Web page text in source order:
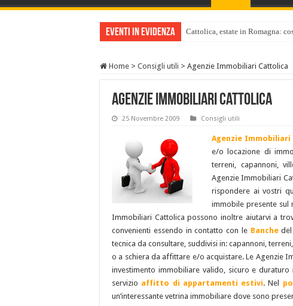
Eventi in Evidenza Cattolica, estate in Romagna:
Home > Consigli utili > Agenzie Immobiliari Cattolica
Agenzie Immobiliari Cattolica
25 Novembre 2009 Consigli utili
Agenzie
e/o locazione di
terreni, capannoni,
Agenzie Immobiliari
rispondere ai vostri
immobile presente sul
Immobiliari Cattolica possono inoltre aiutarvi a
convenienti essendo in contatto con le Banchedel
tecnica da consultare, suddivisi in: capannoni,
o a schiera da affittare e/o acquistare. Le Agenzie
investimento immobiliare valido, sicuro e
servizio affitto di appartamenti estivi. Nel
un’interessante vetrina immobiliare dove sono